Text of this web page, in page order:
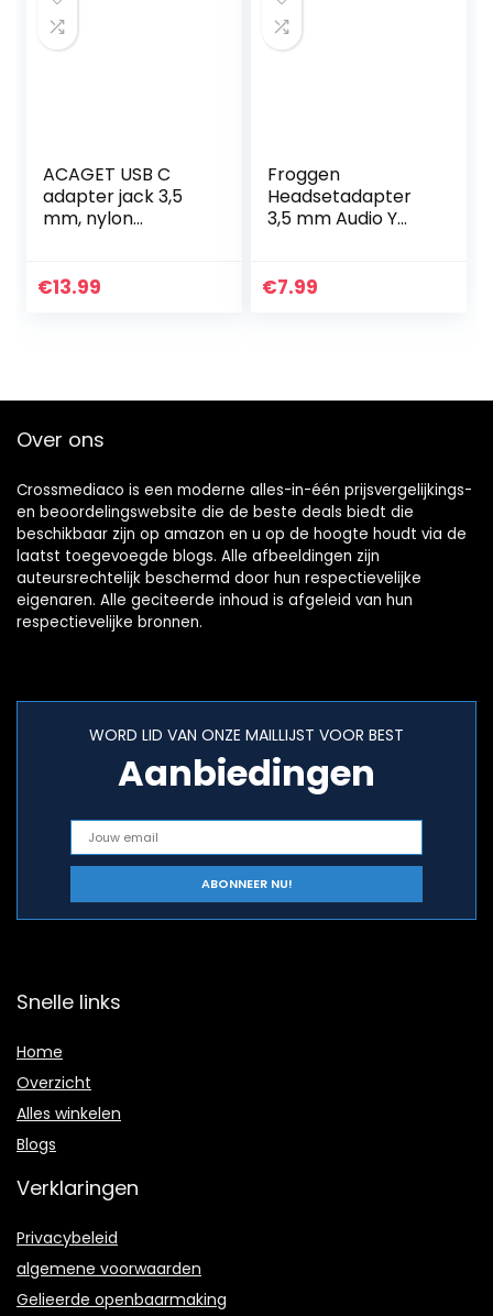
ACAGET USB C
adapter jack 3,5
mm, nylon
type C audio DAC
€13.99
Froggen
Headsetadapter
3,5 mm Audio Y
microfoon
€7.99
Over ons
Crossmediaco is een moderne alles-in-één prijsvergelijkings-
en beoordelingswebsite die de beste deals biedt die
beschikbaar zijn op amazon en u op de hoogte houdt via de
laatst toegevoegde blogs. Alle afbeeldingen zijn
auteursrechtelijk beschermd door hun respectievelijke
eigenaren. Alle geciteerde inhoud is afgeleid van hun
respectievelijke bronnen.
WORD LID VAN ONZE MAILLIJST VOOR BEST
Aanbiedingen
Snelle links
Home
Overzicht
Alles winkelen
Blogs
Verklaringen
Privacybeleid
algemene voorwaarden
Gelieerde openbaarmaking